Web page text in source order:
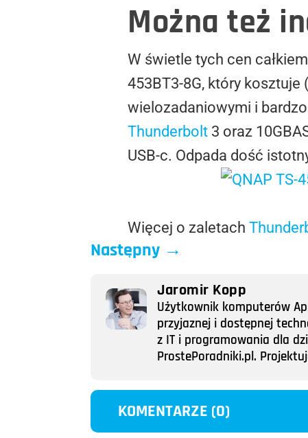
Można też
W świetle tych cen
453BT3-8G, który kosztuje
wielozadaniowymi i
Thunderbolt 3 oraz
USB-c. Odpada dość
Więcej o zaletach
Następny →
Jaromir Kopp
Użytkownik komputerów
przyjaznej i dostępnej
z IT i programowania dla
ProstePoradniki.pl.
KOMENTARZE (0)